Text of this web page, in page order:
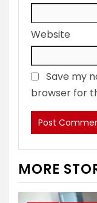
Website
Save my
browser for
MORE